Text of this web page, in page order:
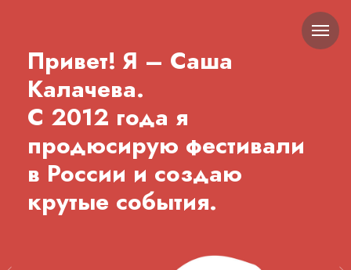
Привет! Я – Саша
Калачева.
С 2012 года я
продюсирую фестивали
в России и создаю
крутые события.